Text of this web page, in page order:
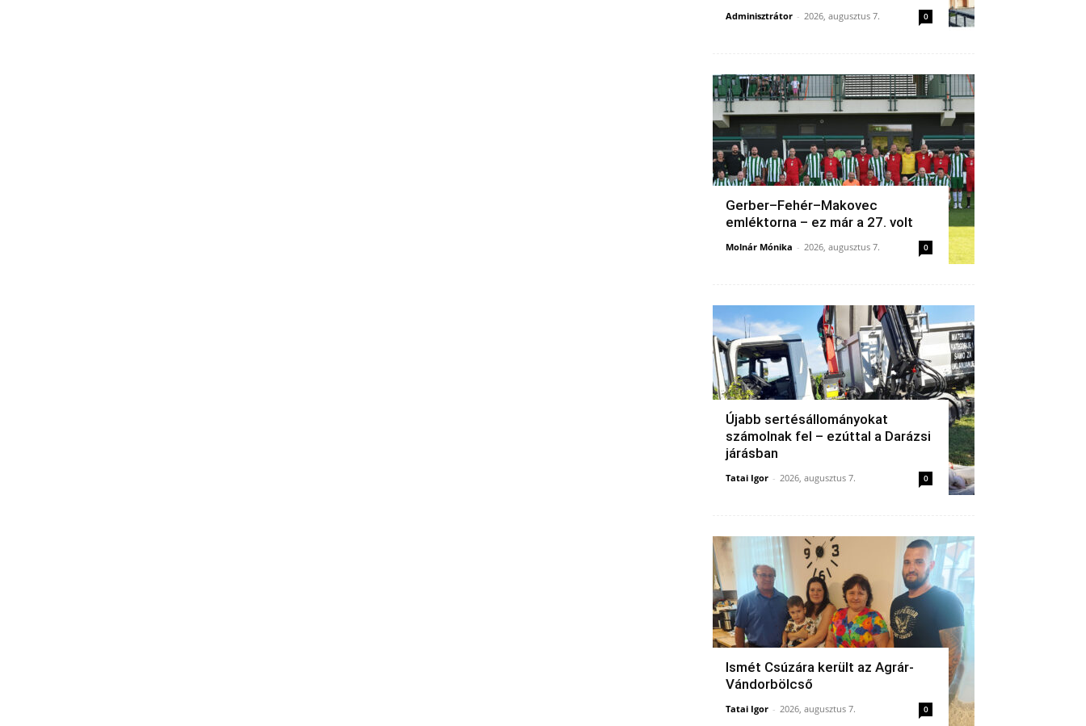
Adminisztrátor - 2026, augusztus 7. 0
Gerber–Fehér–Makovec
emléktorna – ez már a 27. volt
Molnár Mónika - 2026, augusztus 7. 0
Újabb sertésállományokat
számolnak fel – ezúttal a Darázsi
járásban
Tatai Igor - 2026, augusztus 7. 0
Ismét Csúzára került az Agrár-
Vándorbölcső
Tatai Igor - 2026, augusztus 7. 0